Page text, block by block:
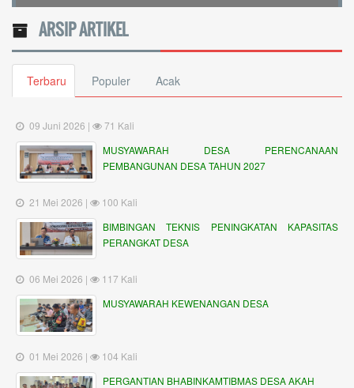
ARSIP ARTIKEL
Terbaru Populer Acak
09 Juni 2026 |
71 Kali
MUSYAWARAH DESA PERENCANAAN
PEMBANGUNAN DESA TAHUN 2027
21 Mei 2026 |
100 Kali
BIMBINGAN TEKNIS PENINGKATAN KAPASITAS
PERANGKAT DESA
06 Mei 2026 |
117 Kali
MUSYAWARAH KEWENANGAN DESA
01 Mei 2026 |
104 Kali
PERGANTIAN BHABINKAMTIBMAS DESA AKAH